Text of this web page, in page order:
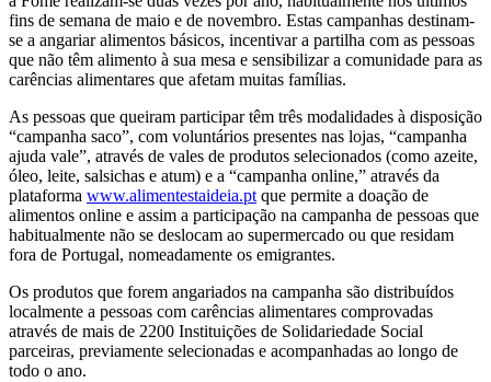
fins de semana de maio e de novembro. Estas campanhas destinam-
se a angariar alimentos básicos, incentivar a partilha com as pessoas
que não têm alimento à sua mesa e sensibilizar a comunidade para as
carências alimentares que afetam muitas famílias.
As pessoas que queiram participar têm três modalidades à disposição
“campanha saco”, com voluntários presentes nas lojas, “campanha
ajuda vale”, através de vales de produtos selecionados (como azeite,
óleo, leite, salsichas e atum) e a “campanha online,” através da
plataforma www.alimentestaideia.ptque permite a doação de
alimentos online e assim a participação na campanha de pessoas que
habitualmente não se deslocam ao supermercado ou que residam
fora de Portugal, nomeadamente os emigrantes.
Os produtos que forem angariados na campanha são distribuídos
localmente a pessoas com carências alimentares comprovadas
através de mais de 2200 Instituições de Solidariedade Social
parceiras, previamente selecionadas e acompanhadas ao longo de
todo o ano.